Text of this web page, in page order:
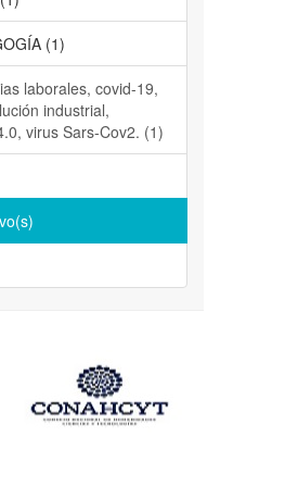
(1)
laborales, covid-19,
industrial,
virus Sars-Cov2. (1)